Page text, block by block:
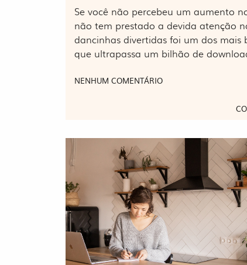
Se você não percebeu um aumento
não tem prestado a devida atenção
dancinhas divertidas foi um dos
que ultrapassa um bilhão de
NENHUM COMENTÁRIO